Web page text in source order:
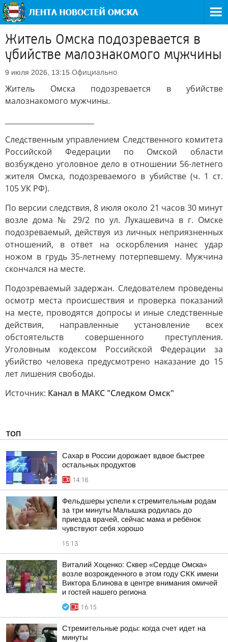
Житель Омска подозревается в
убийстве малознакомого мужчины
9 июля 2026, 13:15 Официально
Житель Омска подозревается в убийстве
малознакомого мужчины.
Следственным управлением Следственного комитета
Российской Федерации по Омской области
возбуждено уголовное дело в отношении 56-летнего
жителя Омска, подозреваемого в убийстве (ч. 1 ст.
105 УК РФ).
По версии следствия, 8 июля около 21 часов 30 минут
возле дома № 29/2 по ул. Лукашевича в г. Омске
подозреваемый, действуя из личных неприязненных
отношений, в ответ на оскорбления нанес удар
ножом в грудь 35-летнему потерпевшему. Мужчина
скончался на месте.
Подозреваемый задержан. Следователем проведены
осмотр места происшествия и проверка показаний
на месте, проводятся допросы и иные следственные
действия, направленные установление всех
обстоятельств совершенного преступления.
Уголовным кодексом Российской Федерации за
убийство человека предусмотрено наказание до 15
лет лишения свободы.
Источник: Канал в МАКС "Следком Омск"
ТОП
Сахар в России дорожает вдвое быстрее
остальных продуктов
14:18
Фельдшеры успели к стремительным родам
за три минуты Малышка родилась до
приезда врачей, сейчас мама и ребёнок
чувствуют себя хорошо
15:13
Виталий Хоценко: Сквер «Сердце Омска»
возле возрожденного в этом году СКК имени
Виктора Блинова в центре внимания омичей
и гостей нашего региона
16:15
Стремительные роды: когда счет идет на
минуты